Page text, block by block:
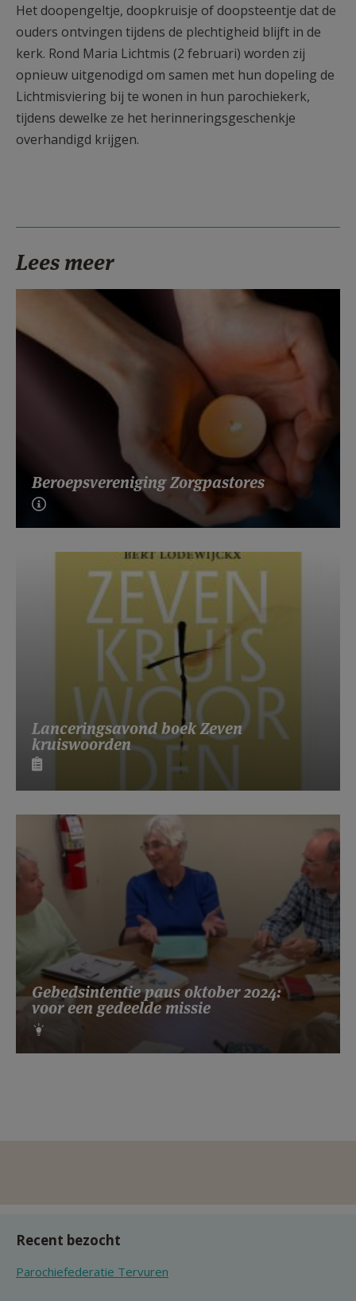
Het doopengeltje, doopkruisje of doopsteentje dat de
ouders ontvingen tijdens de plechtigheid blijft in de
kerk. Rond Maria Lichtmis (2 februari) worden zij
opnieuw uitgenodigd om samen met hun dopeling de
Lichtmisviering bij te wonen in hun parochiekerk,
tijdens dewelke ze het herinneringsgeschenkje
overhandigd krijgen.
Lees meer
Beroepsvereniging Zorgpastores
Lanceringsavond boek Zeven
kruiswoorden
Gebedsintentie paus oktober 2024:
voor een gedeelde missie
Recent bezocht
Parochiefederatie Tervuren